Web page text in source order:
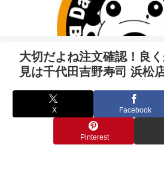
大切だよね注文確認！良
見は千代田吉野寿司 浜松
X Facebook
Pinterest